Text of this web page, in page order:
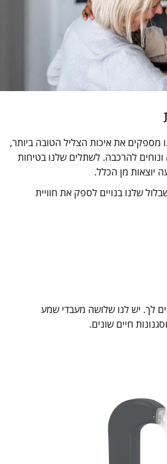
את איכות הצליל הטובה ביותר,
להרכבה. לשתלים שלנו בטיחות
שלנו בנויים לספק את חוויית
לך. יש לנו שלושה מעבדי שמע
חיים שונים.